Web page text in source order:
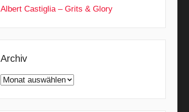
Albert Castiglia – Grits & Glory
Archiv
Archiv